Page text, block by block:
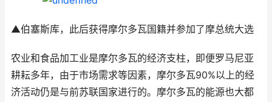
▲伯塞斯库，此后获得摩尔多瓦国籍并参加了摩总统大选
农业和食品加工业是摩尔多瓦的经济支柱，即便罗马尼亚
耕耘多年，由于市场需求等因素，摩尔多瓦90%以上的经
济活动仍是与前苏联国家进行的。摩尔多瓦的能源也大都